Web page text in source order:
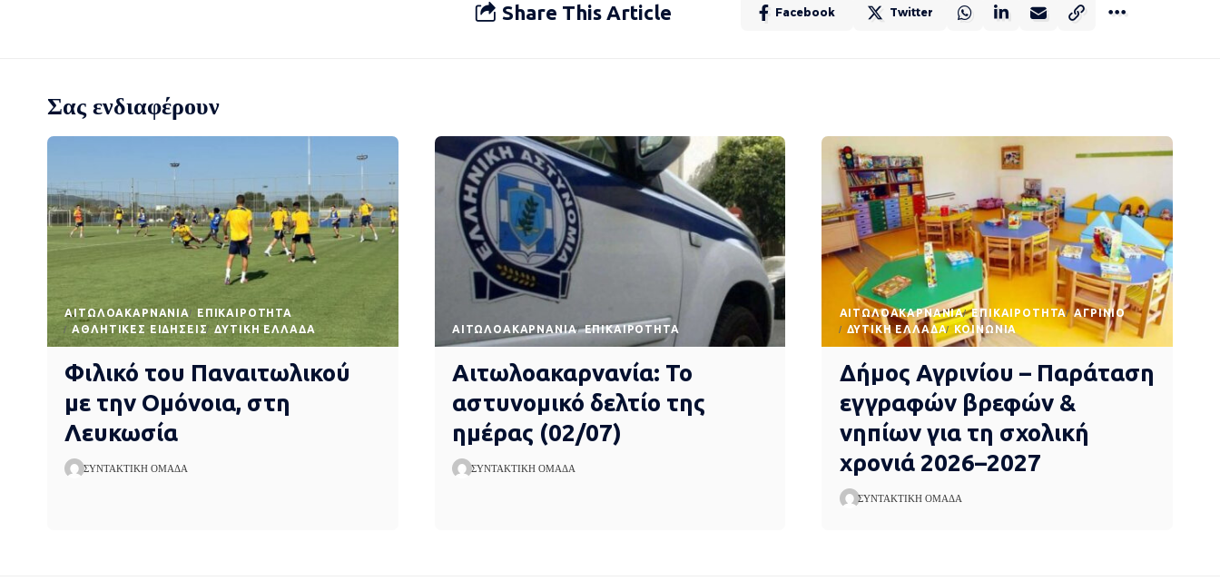
Share This Article Facebook Twitter
Σας ενδιαφέρουν
AΙΤΩΛΟΑΚΑΡΝΑΝΊΑ
EΠΙΚΑΙΡΌΤΗΤΑ
ΑΘΛΗΤΙΚΈΣ ΕΙΔΉΣΕΙΣ
ΔΥΤΙΚΉ ΕΛΛΆΔΑ
Φιλικό του Παναιτωλικού
με την Ομόνοια, στη
Λευκωσία
ΣΥΝΤΑΚΤΙΚΉ ΟΜΆΔΑ
AΙΤΩΛΟΑΚΑΡΝΑΝΊΑ EΠΙΚΑΙΡΌΤΗΤΑ
Αιτωλοακαρνανία: Το
αστυνομικό δελτίο της
ημέρας (02/07)
ΣΥΝΤΑΚΤΙΚΉ ΟΜΆΔΑ
AΙΤΩΛΟΑΚΑΡΝΑΝΊΑ EΠΙΚΑΙΡΌΤΗΤΑ
ΑΓΡΊΝΙΟ
ΔΥΤΙΚΉ ΕΛΛΆΔΑ
ΚΟΙΝΩΝΊΑ
Δήμος Αγρινίου – Παράταση
εγγραφών βρεφών &
νηπίων για τη σχολική
χρονιά 2026–2027
ΣΥΝΤΑΚΤΙΚΉ ΟΜΆΔΑ